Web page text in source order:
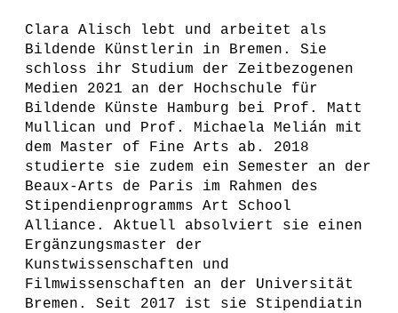
Clara Alisch lebt und arbeitet als
Bildende Künstlerin in Bremen. Sie
schloss ihr Studium der Zeitbezogenen
Medien 2021 an der Hochschule für
Bildende Künste Hamburg bei Prof. Matt
Mullican und Prof. Michaela Melián mit
dem Master of Fine Arts ab. 2018
studierte sie zudem ein Semester an der
Beaux-Arts de Paris im Rahmen des
Stipendienprogramms Art School
Alliance. Aktuell absolviert sie einen
Ergänzungsmaster der
Kunstwissenschaften und
Filmwissenschaften an der Universität
Bremen. Seit 2017 ist sie Stipendiatin